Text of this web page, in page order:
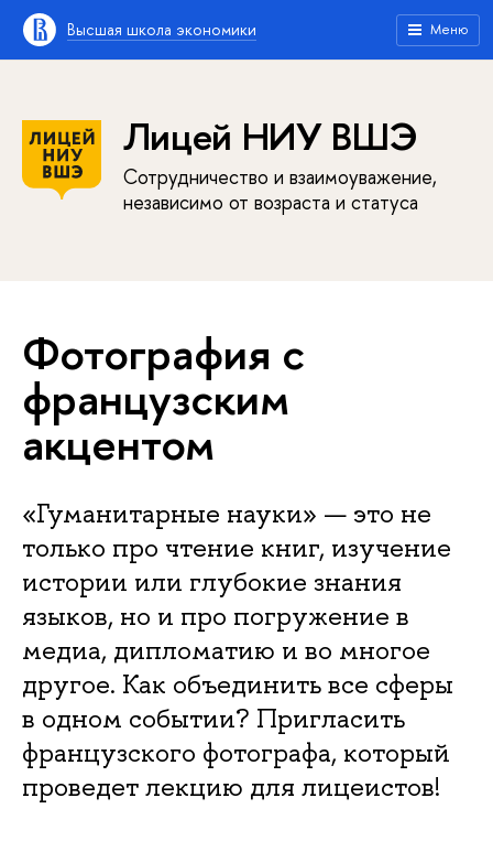
Высшая школа экономики Меню
Лицей НИУ ВШЭ
Сотрудничество и взаимоуважение,
независимо от возраста и статуса
Фотография с
французским
акцентом
«Гуманитарные науки» — это не
только про чтение книг, изучение
истории или глубокие знания
языков, но и про погружение в
медиа, дипломатию и во многое
другое. Как объединить все сферы
в одном событии? Пригласить
французского фотографа, который
проведет лекцию для лицеистов!